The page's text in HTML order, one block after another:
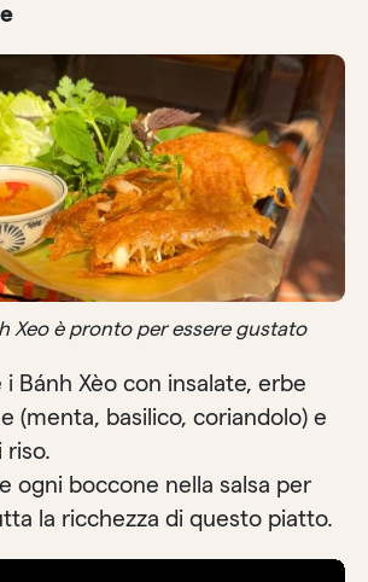
Xeo è pronto per essere gustato
i Bánh Xèo con insalate, erbe
(menta, basilico, coriandolo) e
riso.
ogni boccone nella salsa per
la ricchezza di questo piatto.